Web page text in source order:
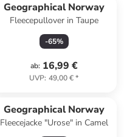
Geographical Norway
Fleecepullover in Taupe
-65%
ab: 16,99 €
UVP: 49,00 €*
Geographical Norway
Fleecejacke "Urose" in Camel